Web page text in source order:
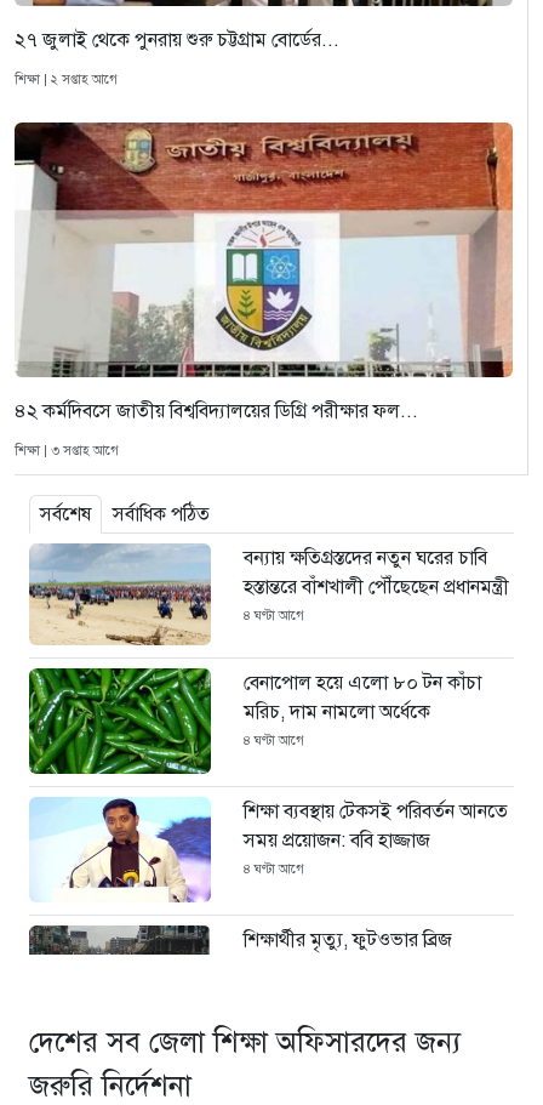
২৭ জুলাই থেকে পুনরায় শুরু চট্টগ্রাম বোর্ডের...
শিক্ষা | ২ সপ্তাহ আগে
৪২ কর্মদিবসে জাতীয় বিশ্ববিদ্যালয়ের ডিগ্রি পরীক্ষার ফল...
শিক্ষা | ৩ সপ্তাহ আগে
সর্বশেষ
সর্বাধিক পঠিত
বন্যায় ক্ষতিগ্রস্তদের নতুন ঘরের চাবি
হস্তান্তরে বাঁশখালী পৌঁছেছেন প্রধানমন্ত্রী
৪ ঘণ্টা আগে
বেনাপোল হয়ে এলো ৮০ টন কাঁচা
মরিচ, দাম নামলো অর্ধেকে
৪ ঘণ্টা আগে
শিক্ষা ব্যবস্থায় টেকসই পরিবর্তন আনতে
সময় প্রয়োজন: ববি হাজ্জাজ
৪ ঘণ্টা আগে
শিক্ষার্থীর মৃত্যু, ফুটওভার ব্রিজ
৫ ঘণ্টা আগে
দেশের সব জেলা শিক্ষা অফিসারদের জন্য
জরুরি নির্দেশনা